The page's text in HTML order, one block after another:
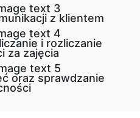
z klientem
i rozliczanie
za zajęcia
oraz sprawdzanie